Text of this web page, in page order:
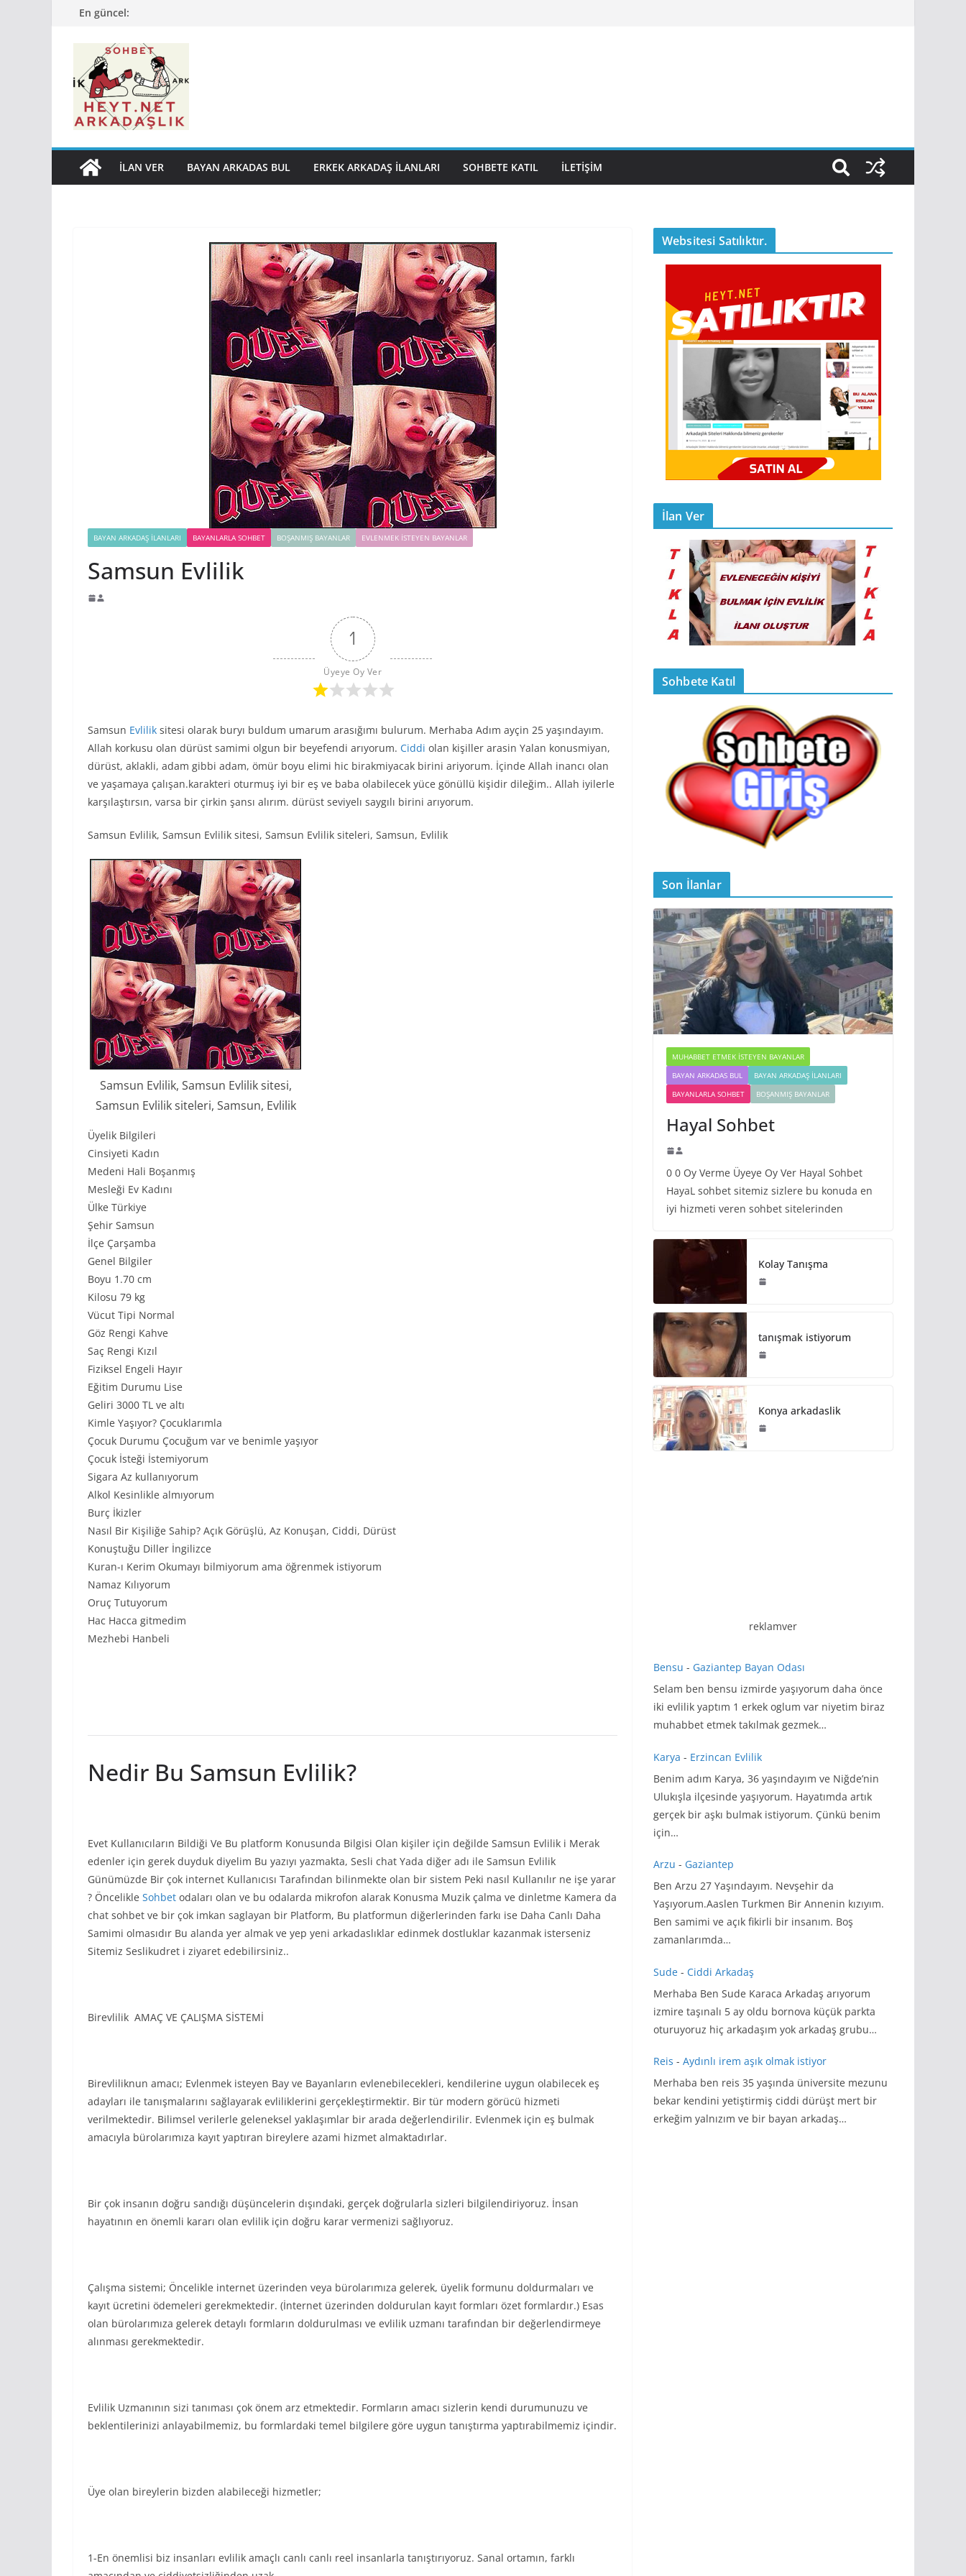
En güncel:
İLAN VER BAYAN ARKADAS BUL ERKEK ARKADAŞ İLANLARI SOHBETE KATIL İLETIŞIM
BAYAN ARKADAŞ İLANLARI BAYANLARLA SOHBET BOŞANMIŞ BAYANLAR EVLENMEK İSTEYEN BAYANLAR
Samsun Evlilik
1
Üyeye Oy Ver
Samsun Evlilik sitesi olarak buryı buldum umarum arasığımı bulurum. Merhaba Adım ayçin 25 yaşındayım.
Allah korkusu olan dürüst samimi olgun bir beyefendi arıyorum. Ciddi olan kişiller arasin Yalan konusmiyan,
dürüst, aklakli, adam gibbi adam, ömür boyu elimi hic birakmiyacak birini ariyorum. İçinde Allah inancı olan
ve yaşamaya çalışan.karakteri oturmuş iyi bir eş ve baba olabilecek yüce gönüllü kişidir dileğim.. Allah iyilerle
karşılaştırsın, varsa bir çirkin şansı alırım. dürüst seviyelı saygılı birini arıyorum.
Samsun Evlilik, Samsun Evlilik sitesi, Samsun Evlilik siteleri, Samsun, Evlilik
Samsun Evlilik, Samsun Evlilik sitesi,
Samsun Evlilik siteleri, Samsun, Evlilik
Üyelik Bilgileri
Cinsiyeti Kadın
Medeni Hali Boşanmış
Mesleği Ev Kadını
Ülke Türkiye
Şehir Samsun
İlçe Çarşamba
Genel Bilgiler
Boyu 1.70 cm
Kilosu 79 kg
Vücut Tipi Normal
Göz Rengi Kahve
Saç Rengi Kızıl
Fiziksel Engeli Hayır
Eğitim Durumu Lise
Geliri 3000 TL ve altı
Kimle Yaşıyor? Çocuklarımla
Çocuk Durumu Çocuğum var ve benimle yaşıyor
Çocuk İsteği İstemiyorum
Sigara Az kullanıyorum
Alkol Kesinlikle almıyorum
Burç İkizler
Nasıl Bir Kişiliğe Sahip? Açık Görüşlü, Az Konuşan, Ciddi, Dürüst
Konuştuğu Diller İngilizce
Kuran-ı Kerim Okumayı bilmiyorum ama öğrenmek istiyorum
Namaz Kılıyorum
Oruç Tutuyorum
Hac Hacca gitmedim
Mezhebi Hanbeli
Nedir Bu Samsun Evlilik?
Evet Kullanıcıların Bildiği Ve Bu platform Konusunda Bilgisi Olan kişiler için değilde Samsun Evlilik i Merak
edenler için gerek duyduk diyelim Bu yazıyı yazmakta, Sesli chat Yada diğer adı ile Samsun Evlilik
Günümüzde Bir çok internet Kullanıcısı Tarafından bilinmekte olan bir sistem Peki nasıl Kullanılır ne işe yarar
? Öncelikle Sohbet odaları olan ve bu odalarda mikrofon alarak Konusma Muzik çalma ve dinletme Kamera da
chat sohbet ve bir çok imkan saglayan bir Platform, Bu platformun diğerlerinden farkı ise Daha Canlı Daha
Samimi olmasıdır Bu alanda yer almak ve yep yeni arkadaslıklar edinmek dostluklar kazanmak isterseniz
Sitemiz Seslikudret i ziyaret edebilirsiniz..
Birevlilik AMAÇ VE ÇALIŞMA SİSTEMİ
Birevliliknun amacı; Evlenmek isteyen Bay ve Bayanların evlenebilecekleri, kendilerine uygun olabilecek eş
adayları ile tanışmalarını sağlayarak evliliklerini gerçekleştirmektir. Bir tür modern görücü hizmeti
verilmektedir. Bilimsel verilerle geleneksel yaklaşımlar bir arada değerlendirilir. Evlenmek için eş bulmak
amacıyla bürolarımıza kayıt yaptıran bireylere azami hizmet almaktadırlar.
Bir çok insanın doğru sandığı düşüncelerin dışındaki, gerçek doğrularla sizleri bilgilendiriyoruz. İnsan
hayatının en önemli kararı olan evlilik için doğru karar vermenizi sağlıyoruz.
Çalışma sistemi; Öncelikle internet üzerinden veya bürolarımıza gelerek, üyelik formunu doldurmaları ve
kayıt ücretini ödemeleri gerekmektedir. (İnternet üzerinden doldurulan kayıt formları özet formlardır.) Esas
olan bürolarımıza gelerek detaylı formların doldurulması ve evlilik uzmanı tarafından bir değerlendirmeye
alınması gerekmektedir.
Evlilik Uzmanının sizi tanıması çok önem arz etmektedir. Formların amacı sizlerin kendi durumunuzu ve
beklentilerinizi anlayabilmemiz, bu formlardaki temel bilgilere göre uygun tanıştırma yaptırabilmemiz içindir.
Üye olan bireylerin bizden alabileceği hizmetler;
1-En önemlisi biz insanları evlilik amaçlı canlı canlı reel insanlarla tanıştırıyoruz. Sanal ortamın, farklı
Websitesi Satılıktır.
İlan Ver
Sohbete Katıl
Son İlanlar
MUHABBET ETMEK İSTEYEN BAYANLAR
BAYAN ARKADAS BUL
BAYAN ARKADAŞ İLANLARI
BAYANLARLA SOHBET
BOŞANMIŞ BAYANLAR
Hayal Sohbet
0 0 Oy Verme Üyeye Oy Ver Hayal Sohbet
HayaL sohbet sitemiz sizlere bu konuda en
iyi hizmeti veren sohbet sitelerinden
Kolay Tanışma
tanışmak istiyorum
Konya arkadaslik
reklamver
Bensu - Gaziantep Bayan Odası
Selam ben bensu izmirde yaşıyorum daha önce
iki evlilik yaptım 1 erkek oglum var niyetim biraz
muhabbet etmek takılmak gezmek…
Karya - Erzincan Evlilik
Benim adım Karya, 36 yaşındayım ve Niğde’nin
Ulukışla ilçesinde yaşıyorum. Hayatımda artık
gerçek bir aşkı bulmak istiyorum. Çünkü benim
için…
Arzu - Gaziantep
Ben Arzu 27 Yaşındayım. Nevşehir da
Yaşıyorum.Aaslen Turkmen Bir Annenin kızıyım.
Ben samimi ve açık fikirli bir insanım. Boş
zamanlarımda…
Sude - Ciddi Arkadaş
Merhaba Ben Sude Karaca Arkadaş arıyorum
izmire taşınalı 5 ay oldu bornova küçük parkta
oturuyoruz hiç arkadaşım yok arkadaş grubu…
Reis - Aydınlı irem aşık olmak istiyor
Merhaba ben reis 35 yaşında üniversite mezunu
bekar kendini yetiştirmiş ciddi dürüşt mert bir
erkeğim yalnızım ve bir bayan arkadaş…